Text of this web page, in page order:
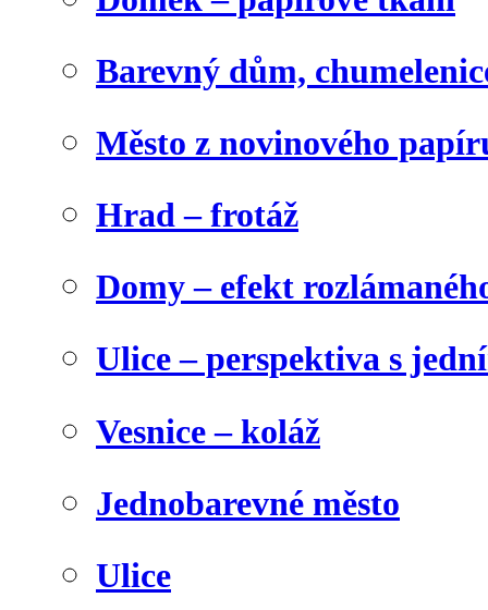
Barevný dům,
Město z novinového
Hrad – frotáž
Domy – efekt
Ulice – perspektiva s
Vesnice – koláž
Jednobarevné město
Ulice